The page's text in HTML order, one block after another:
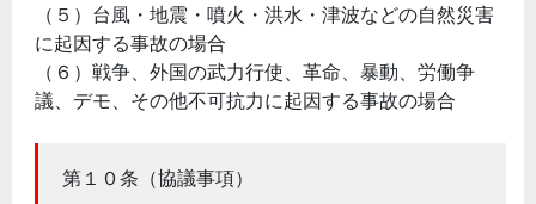
（５）台風・地震・噴火・洪水・津波などの自然災害
に起因する事故の場合
（６）戦争、外国の武力行使、革命、暴動、労働争
議、デモ、その他不可抗力に起因する事故の場合
第１０条（協議事項）